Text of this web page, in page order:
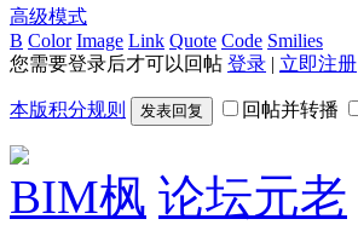
高级模式
B Color Image Link Quote Code Smilies
您需要登录后才可以回帖 登录 | 立即注册
本版积分规则 发表回复 回帖并转播
BIM枫 论坛元老